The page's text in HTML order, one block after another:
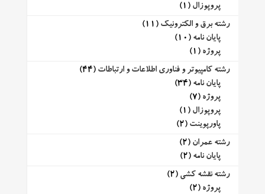
پروپوزال (1)
رشته برق و الکترونیک (11)
پایان نامه (10)
پروژه (1)
رشته کامپیوتر و فناوری اطلاعات و ارتباطات (44)
پایان نامه (34)
پروژه (7)
پروپوزال (1)
پاورپوینت (2)
رشته عمران (2)
پایان نامه (2)
رشته نقشه کشی (2)
پروژه (2)